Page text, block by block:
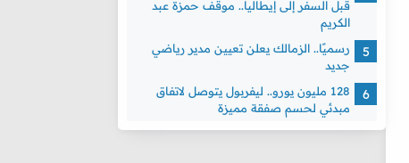
قبل السفر إلى إيطاليا.. موقف حمزة عبد
الكريم
رسميًا.. الزمالك يعلن تعيين مدير رياضي
جديد
128 مليون يورو.. ليفربول يتوصل لاتفاق
مبدئي لحسم صفقة مميزة